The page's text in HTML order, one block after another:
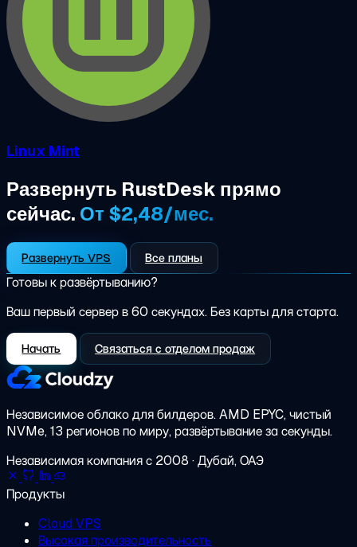
Linux Mint
Развернуть RustDesk прямо
сейчас. От $2,48/мес.
Развернуть VPS Все планы
Готовы к развёртыванию?
Ваш первый сервер в 60 секундах. Без карты для старта.
Начать Связаться с отделом продаж
Независимое облако для билдеров.AMD EPYC, чистый
NVMe, 13 регионов по миру, развёртывание за секунды.
Независимая компания с 2008 · Дубай, ОАЭ
Продукты
Cloud VPS
Высокая производительность